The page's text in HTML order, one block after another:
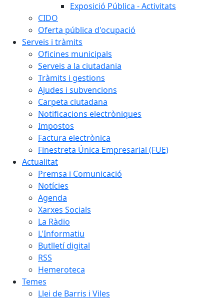
Exposició Pública - Activitats
CIDO
Oferta pública d'ocupació
Serveis i tràmits
Oficines municipals
Serveis a la ciutadania
Tràmits i gestions
Ajudes i subvencions
Carpeta ciutadana
Notificacions electròniques
Impostos
Factura electrònica
Finestreta Única Empresarial (FUE)
Actualitat
Premsa i Comunicació
Notícies
Agenda
Xarxes Socials
La Ràdio
L'Informatiu
Butlletí digital
RSS
Hemeroteca
Temes
Llei de Barris i Viles